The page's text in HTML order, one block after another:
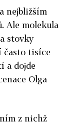
nejbližším
Ale molekula
stovky
často tisíce
a dojde
Olga
z nichž